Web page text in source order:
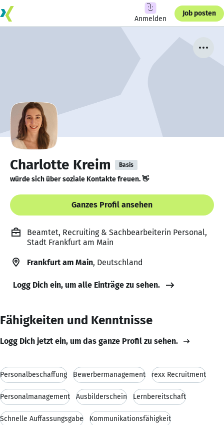
Anmelden
Job posten
Charlotte Kreim Basis
würde sich über soziale Kontakte freuen. 👋
Ganzes Profil ansehen
Beamtet, Recruiting & Sachbearbeiterin Personal,
Stadt Frankfurt am Main
Frankfurt am Main, Deutschland
Logg Dich ein, um alle Einträge zu sehen.
Fähigkeiten und Kenntnisse
Logg Dich jetzt ein, um das ganze Profil zu sehen.
Personalbeschaffung Bewerbermanagement rexx Recruitment
Personalmanagement Ausbilderschein Lernbereitschaft
Schnelle Auffassungsgabe Kommunikationsfähigkeit